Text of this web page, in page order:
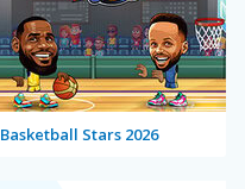
Basketball Stars 2026